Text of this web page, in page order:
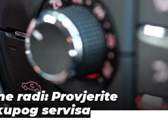
radi: Provjerite
servisa